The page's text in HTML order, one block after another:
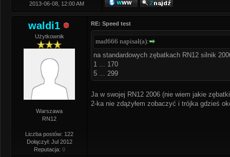
2013-06-08, 12:00 AM
waldi1
Użytkownik
Warszawa
RN12
Liczba postów: 122
Dołączył: Jul 2012
Reputacja: 0
RE: Speed test
mad666 napisał(a):
na standardowych zębatkach RN12 silnik
1 ... 170
5 ... 299
Ja w swojej RN12 2006 (nie wiem jakie
2-ka nie zdążyłem zobaczyć i trójka gdzieś